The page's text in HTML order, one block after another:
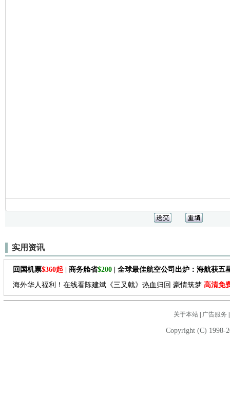
实用资讯
回国机票$360起 | 商务舱省$200 | 全球最佳航空公司出炉：海航获五
海外华人福利！在线看陈建斌《三叉戟》热血归回 豪情筑梦 高清免
关于本站| 广告服务
Copyright (C) 1998-